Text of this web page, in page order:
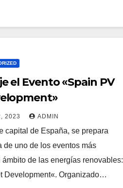
el Evento «Spain PV
2023 ADMIN
capital de España, se prepara
de uno de los eventos más
de las energías renovables:
Development«. Organizado…